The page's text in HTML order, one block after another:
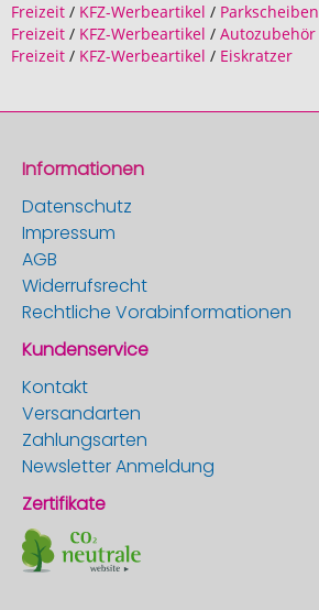
Freizeit / KFZ-Werbeartikel / Parkscheiben
Freizeit / KFZ-Werbeartikel / Autozubehör
Freizeit / KFZ-Werbeartikel / Eiskratzer
Informationen
Datenschutz
Impressum
AGB
Widerrufsrecht
Rechtliche Vorabinformationen
Kundenservice
Kontakt
Versandarten
Zahlungsarten
Newsletter Anmeldung
Zertifikate